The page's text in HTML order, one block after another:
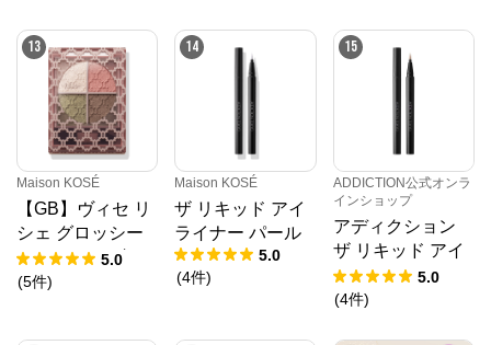
13
Maison KOSÉ
【GB】ヴィセ リ
シェ グロッシー
リッチ アイズ Ｎ
5.0
(5件)
14
Maison KOSÉ
ザ リキッド アイ
ライナー パール
5.0
(4件)
15
ADDICTION公式オンラ
インショップ
アディクション
ザ リキッド アイ
ライナー パール
5.0
(4件)